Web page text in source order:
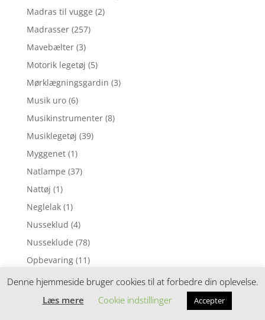
Madras til vugge (2)
Madrasser (257)
Mavebælter (3)
Motorik legetøj (5)
Mørklægningsgardin (3)
Musik uro (6)
Musikinstrumenter (8)
Musiklegetøj (39)
Myggenet (1)
Natlampe (37)
Nattøj (1)
Neglelak (1)
Nusseklud (4)
Nusseklude (78)
Opbevaring (11)
Ophængsringe (13)
Påskepynt
Denne hjemmeside bruger cookies til at forbedre din oplevelse.
Læs mere
Cookie indstillinger Accepter